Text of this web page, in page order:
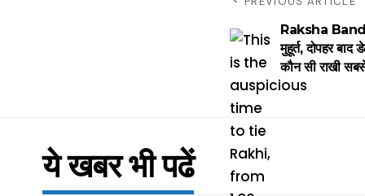
Raksha
मुहूर्त, दोपहर
कौन सी राखी
ये खबर भी पढें